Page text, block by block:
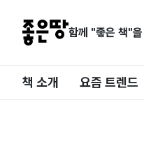
함께 "좋은 책"
책 소개 요즘 트렌드